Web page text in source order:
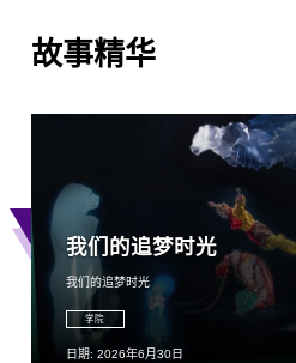
故事精华
我们的追梦时光
我们的追梦时光
学院
日期: 2026年6月30日